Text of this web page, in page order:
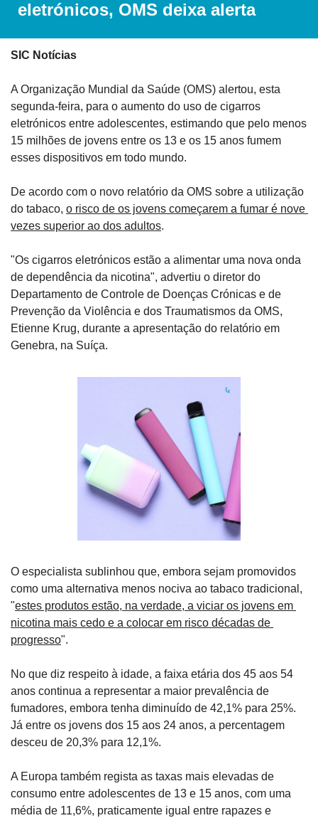
eletrónicos, OMS deixa alerta
SIC Notícias
A Organização Mundial da Saúde (OMS) alertou, esta
segunda-feira, para o aumento do uso de cigarros
eletrónicos entre adolescentes, estimando que pelo menos
15 milhões de jovens entre os 13 e os 15 anos fumem
esses dispositivos em todo mundo.
De acordo com o novo relatório da OMS sobre a utilização
do tabaco, o risco de os jovens começarem a fumar é nove
vezes superior ao dos adultos.
"Os cigarros eletrónicos estão a alimentar uma nova onda
de dependência da nicotina", advertiu o diretor do
Departamento de Controle de Doenças Crónicas e de
Prevenção da Violência e dos Traumatismos da OMS,
Etienne Krug, durante a apresentação do relatório em
Genebra, na Suíça.
O especialista sublinhou que, embora sejam promovidos
como uma alternativa menos nociva ao tabaco tradicional,
"estes produtos estão, na verdade, a viciar os jovens em
nicotina mais cedo e a colocar em risco décadas de
progresso".
No que diz respeito à idade, a faixa etária dos 45 aos 54
anos continua a representar a maior prevalência de
fumadores, embora tenha diminuído de 42,1% para 25%.
Já entre os jovens dos 15 aos 24 anos, a percentagem
desceu de 20,3% para 12,1%.
A Europa também regista as taxas mais elevadas de
consumo entre adolescentes de 13 e 15 anos, com uma
média de 11,6%, praticamente igual entre rapazes e